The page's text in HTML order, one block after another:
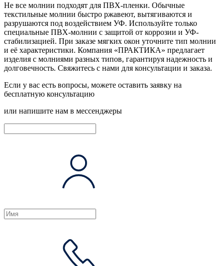
Не все молнии подходят для ПВХ-пленки. Обычные
текстильные молнии быстро ржавеют, вытягиваются и
разрушаются под воздействием УФ. Используйте только
специальные ПВХ-молнии с защитой от коррозии и УФ-
стабилизацией. При заказе мягких окон уточните тип молнии
и её характеристики. Компания «ПРАКТИКА» предлагает
изделия с молниями разных типов, гарантируя надежность и
долговечность. Свяжитесь с нами для консультации и заказа.
Если у вас есть вопросы, можете оставить заявку на
бесплатную консультацию
или напишите нам в мессенджеры